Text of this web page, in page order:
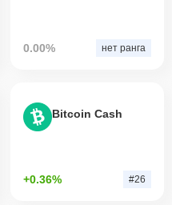
0.00% нет ранга
Bitcoin Cash
+0.36% #26